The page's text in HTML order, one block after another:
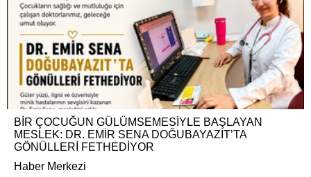
BİR ÇOCUĞUN GÜLÜMSEMESİYLE BAŞLAYAN
MESLEK: DR. EMİR SENA DOĞUBAYAZIT’TA
GÖNÜLLERİ FETHEDİYOR
Haber Merkezi